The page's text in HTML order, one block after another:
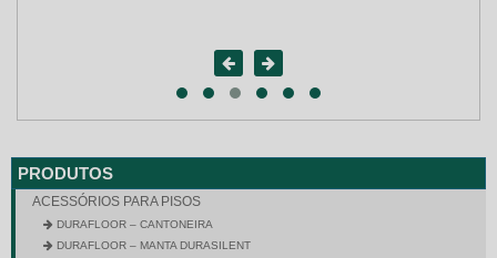
PRODUTOS
ACESSÓRIOS PARA PISOS
DURAFLOOR – CANTONEIRA
DURAFLOOR – MANTA DURASILENT